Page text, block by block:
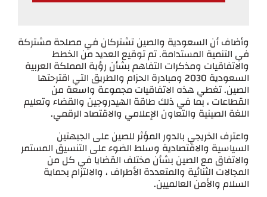
وأضاف أن السعودية والصين تشتركان في مصلحة مشتركة
في التنمية المستدامة. تم توقيع العديد من الخطط
والاتفاقيات ومذكرات التفاهم بشأن رؤية المملكة العربية
السعودية 2030 ومبادرة الحزام والطريق التي اقترحتها
الصين. تغطي هذه الاتفاقيات مجموعة واسعة من
القطاعات ، بما في ذلك طاقة الهيدروجين والقضاء وتعليم
اللغة الصينية والتعاون الإعلامي والاقتصاد الرقمي.
واعترف الخريجي بالدور المؤثر للصين على الجبهتين
السياسية والاقتصادية وسلط الضوء على التنسيق المستمر
والاتفاق مع الصين بشأن مختلف القضايا في كل من
المجالات الثنائية والمتعددة الأطراف ، والالتزام بحماية
السلام والأمن العالميين.